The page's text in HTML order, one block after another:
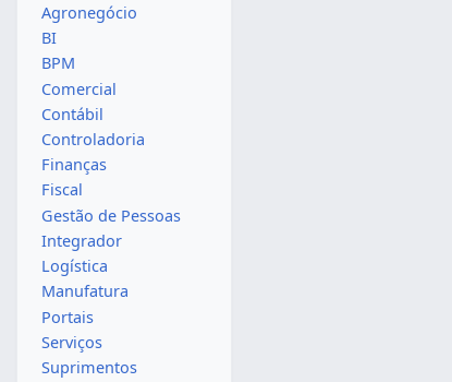
Agronegócio
BI
BPM
Comercial
Contábil
Controladoria
Finanças
Fiscal
Gestão de Pessoas
Integrador
Logística
Manufatura
Portais
Serviços
Suprimentos